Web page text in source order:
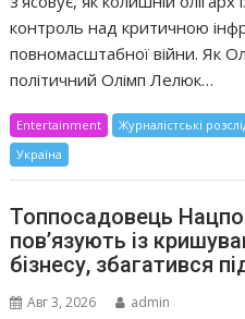
контроль над критичною
повномасштабної війни. Як
політичний Олімп Лелюк…
Entertainment Журналістські
Україна
Топпосадовець
пов’язують із
бізнесу, збагатився
Авг 3, 2026 admin